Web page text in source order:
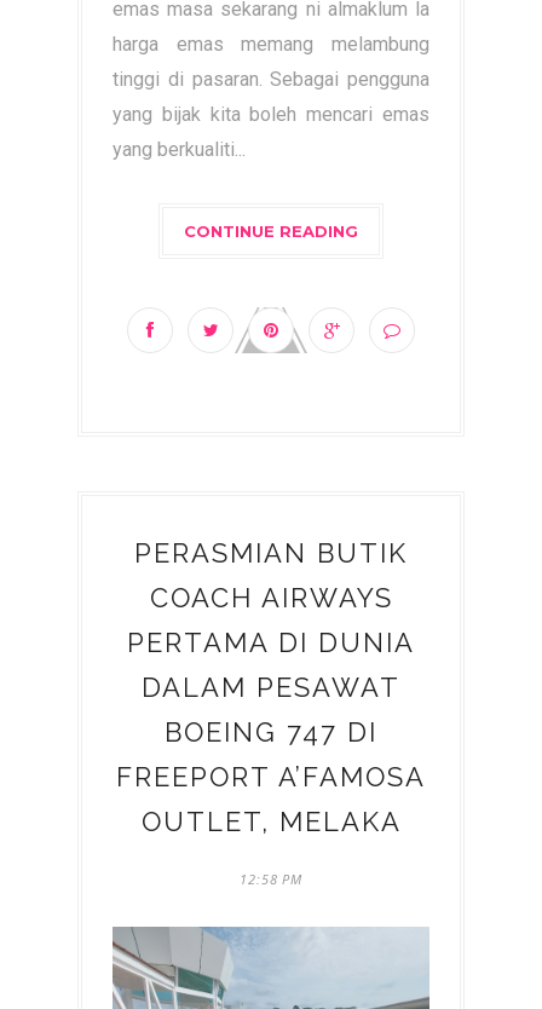
emas masa sekarang ni almaklum la
harga emas memang melambung
tinggi di pasaran. Sebagai pengguna
yang bijak kita boleh mencari emas
yang berkualiti...
CONTINUE READING
PERASMIAN BUTIK
COACH AIRWAYS
PERTAMA DI DUNIA
DALAM PESAWAT
BOEING 747 DI
FREEPORT A’FAMOSA
OUTLET, MELAKA
12:58 PM